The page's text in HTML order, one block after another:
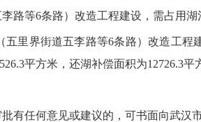
路等6条路）改造工程建设，需占用湖
里界街道五李路等6条路）改造工程
平方米，还湖补偿面积为12726.3平
有任何意见或建议的，可书面向武汉